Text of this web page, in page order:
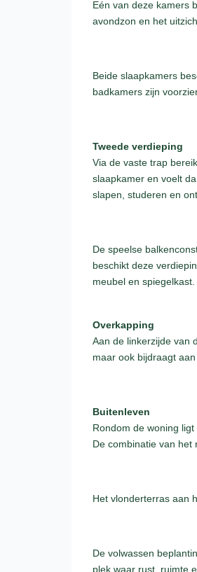
Eén van deze kamers
avondzon en het
Beide slaapkamers
badkamers zijn
Tweede verdieping
Via de vaste trap
slaapkamer en voelt
slapen, studeren en
De speelse
beschikt deze
meubel en
Overkapping
Aan de linkerzijde van
maar ook bijdraagt
Buitenleven
Rondom de woning
De combinatie van het
Het vlonderterras aan
De volwassen
plek waar rust, ruimte